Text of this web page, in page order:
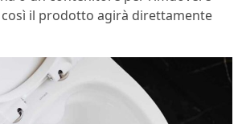
così il prodotto agirà direttamente